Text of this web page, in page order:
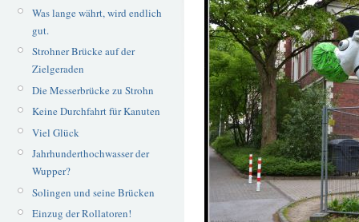
Was lange währt, wird endlich
gut.
Strohner Brücke auf der
Zielgeraden
Die Messerbrücke zu Strohn
Keine Durchfahrt für Kanuten
Viel Glück
Jahrhunderthochwasser der
Wupper?
Solingen und seine Brücken
Einzug der Rollatoren!